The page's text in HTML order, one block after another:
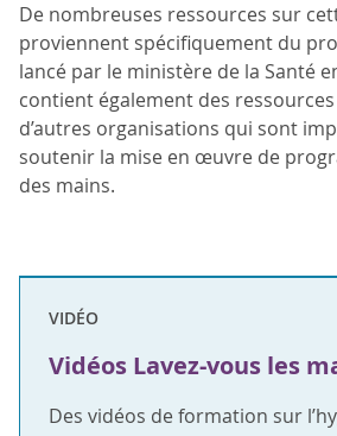
De nombreuses ressources sur
proviennent spécifiquement du
lancé par le ministère de la Santé
contient également des ressources
d’autres organisations qui sont
soutenir la mise en œuvre de
des mains.
VIDÉO
Vidéos Lavez-vous les
Des vidéos de formation sur